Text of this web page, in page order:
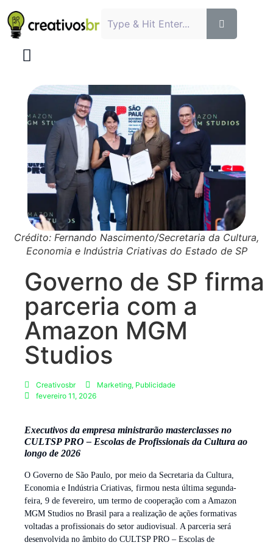
Crédito: Fernando Nascimento/Secretaria da Cultura,
Economia e Indústria Criativas do Estado de SP
Governo de SP firma
parceria com a
Amazon MGM
Studios
Creativosbr Marketing, Publicidade
fevereiro 11, 2026
Executivos da empresa ministrarão masterclasses no
CULTSP PRO – Escolas de Profissionais da Cultura ao
longo de 2026
O Governo de São Paulo, por meio da Secretaria da Cultura,
Economia e Indústria Criativas, firmou nesta última segunda-
feira, 9 de fevereiro, um termo de cooperação com a Amazon
MGM Studios no Brasil para a realização de ações formativas
voltadas a profissionais do setor audiovisual. A parceria será
desenvolvida no âmbito do CULTSP PRO – Escolas de